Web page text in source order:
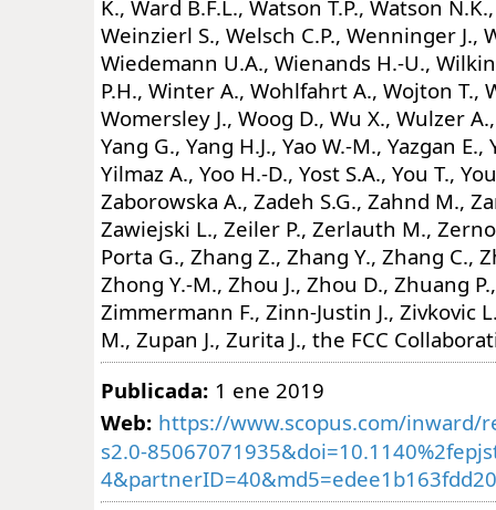
Publicada: 1 ene 2019
Web: https://www.scopus.com/inward/
s2.0-